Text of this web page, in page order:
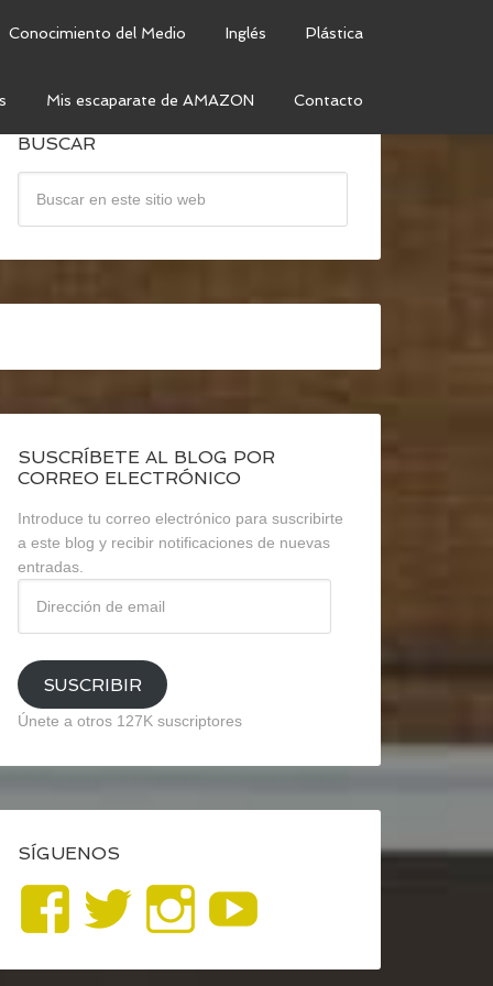
Conocimiento del Medio Inglés Plástica
Mis escaparate de AMAZON Contacto
BUSCAR
SUSCRÍBETE AL BLOG POR
CORREO ELECTRÓNICO
Introduce tu correo electrónico para suscribirte
a este blog y recibir notificaciones de nuevas
entradas.
email
SUSCRIBIR
Únete a otros 127K suscriptores
SÍGUENOS
Ver
perfil
Ver
perfil
Ver
perfil